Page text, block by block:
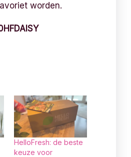
worden.
HelloFresh: de beste
keuze voor